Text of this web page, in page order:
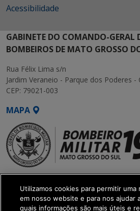
Acessibilidade
GABINETE DO COMANDO-GERAL
BOMBEIROS DE MATO GROSSO
Rua Félix Lima s/n
Jardim Veraneio - Parque dos Poderes
CEP: 79021-003
MAPA
SETDIG | Secretaria-
Executiva de
Transformação Digital
Utilizamos cookies para permitir uma
em nosso website e para nos ajudar
quais informações são mais úteis e